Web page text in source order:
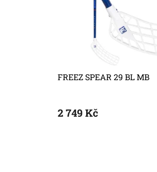
FREEZ SPEAR 29 BL MB
2 749 Kč